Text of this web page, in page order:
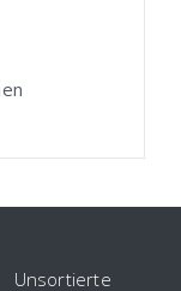
Unsortierte